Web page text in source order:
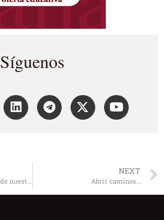
Síguenos
NEXT
Abrir caminos…